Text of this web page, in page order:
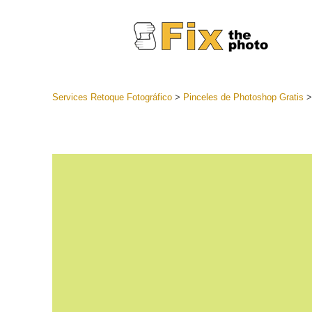
Services Retoque Fotográfico> Pinceles de Photoshop Gratis >